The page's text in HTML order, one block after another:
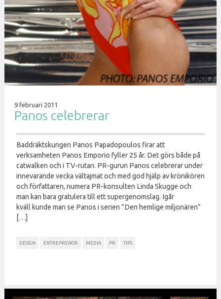
9 februari 2011
Panos celebrerar
Baddräktskungen Panos Papadopoulos firar att
verksamheten Panos Emporio fyller 25 år. Det görs både på
catwalken och i TV-rutan. PR-gurun Panos celebrerar under
innevarande vecka vältajmat och med god hjälp av krönikören
och författaren, numera PR-konsulten Linda Skugge och
man kan bara gratulera till ett supergenomslag. Igår
kväll kunde man se Panos i serien ”Den hemlige miljonären”
[…]
DESIGN ENTREPRENÖR MEDIA PR TIPS